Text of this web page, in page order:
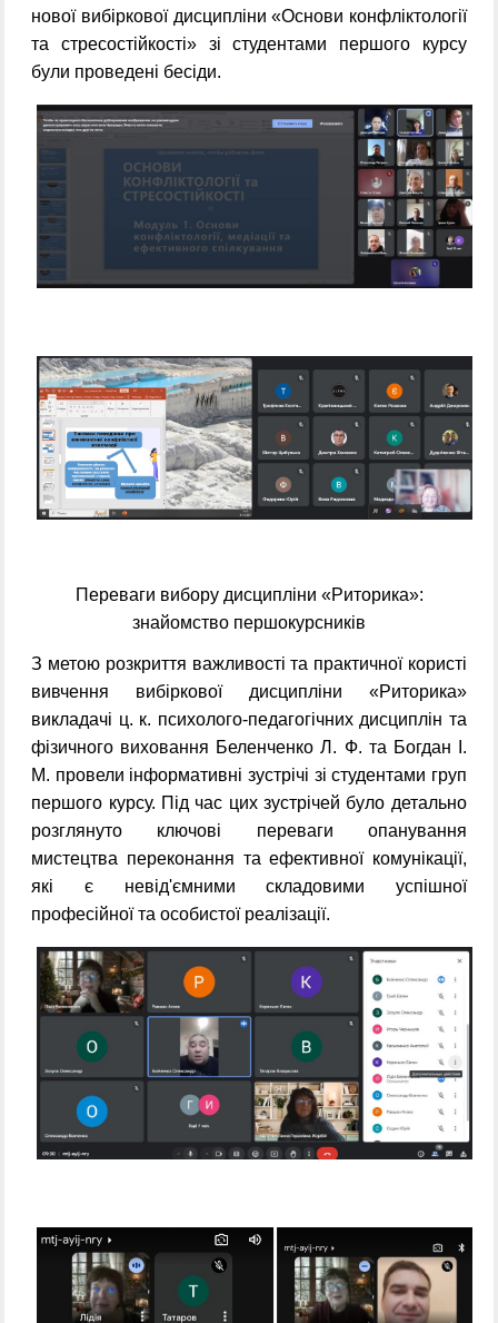
нової вибіркової дисципліни «Основи конфліктології
та стресостійкості» зі студентами першого курсу
були проведені бесіди.
Переваги вибору дисципліни «Риторика»:
знайомство першокурсників
З метою розкриття важливості та практичної користі
вивчення вибіркової дисципліни «Риторика»
викладачі ц. к. психолого-педагогічних дисциплін та
фізичного виховання Беленченко Л. Ф. та Богдан І.
М. провели інформативні зустрічі зі студентами груп
першого курсу. Під час цих зустрічей було детально
розглянуто ключові переваги опанування
мистецтва переконання та ефективної комунікації,
які є невід'ємними складовими успішної
професійної та особистої реалізації.